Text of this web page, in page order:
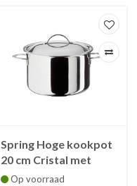
Spring Hoge kookpot
20 cm Cristal met
deksel
Op voorraad